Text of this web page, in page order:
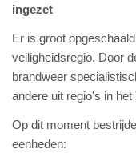
ingezet
Er is groot
veiligheidsregio. Door
brandweer
andere uit regio's in het
Op dit moment
eenheden: